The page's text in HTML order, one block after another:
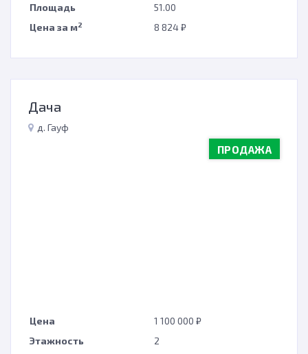
Площадь
51.00
Цена за м2 8 824 ₽
Дача
д. Гауф
ПРОДАЖА
Цена
1 100 000 ₽
Этажность
2